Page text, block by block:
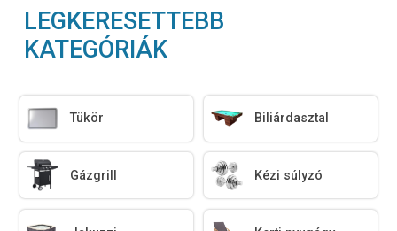
LEGKERESETTEBB
KATEGÓRIÁK
Tükör Biliárdasztal
Gázgrill Kézi súlyzó